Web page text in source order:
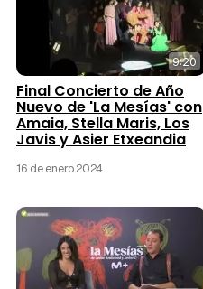
9:20
Final Concierto de Año
Nuevo de 'La Mesías' con
Amaia, Stella Maris, Los
Javis y Asier Etxeandia
16 de enero 2024